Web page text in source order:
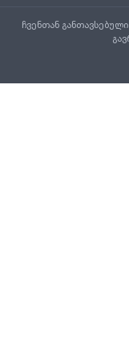
ჩვენთან